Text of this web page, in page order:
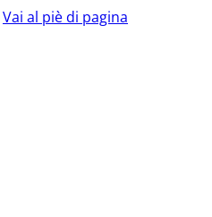
Vai al piè di pagina